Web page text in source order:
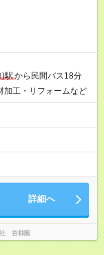
)駅から民間バス18分
工・リフォームなど
詳細へ
社 首都圏